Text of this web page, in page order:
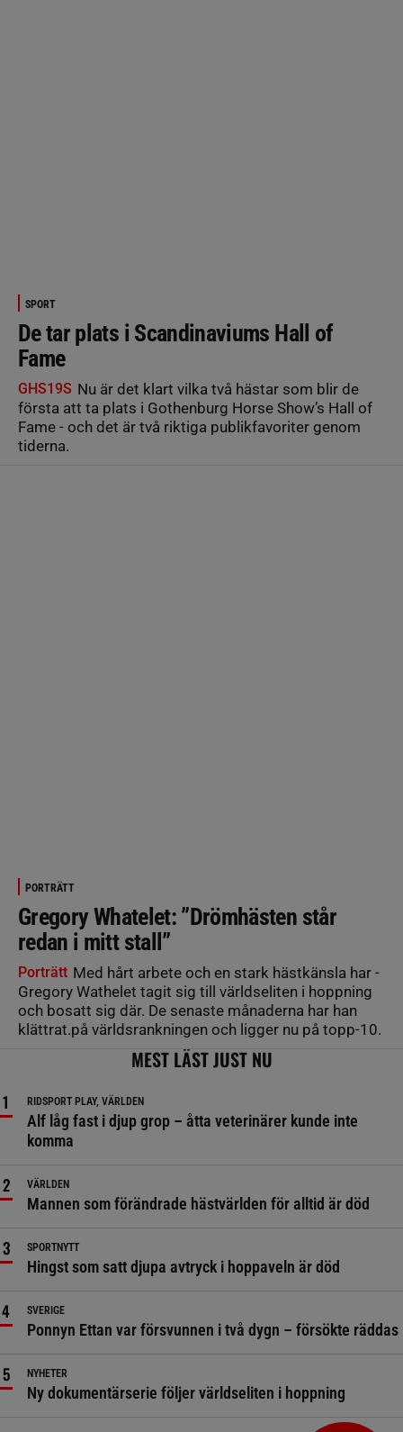
SPORT
De tar plats i Scandinaviums Hall of
Fame
GHS19S Nu är det klart vilka två hästar som blir de
första att ta plats i Gothenburg Horse Show’s Hall of
Fame - och det är två riktiga publikfavoriter genom
tiderna.
PORTRÄTT
Gregory Whatelet: ”Drömhästen står
redan i mitt stall”
Porträtt Med hårt arbete och en stark hästkänsla har ­
Gregory ­Wathelet tagit sig till världseliten i hoppning
och ­bosatt sig där. De senaste månaderna har han
klättrat.på världsrankningen och ligger nu på topp-10.
MEST LÄST JUST NU
RIDSPORT PLAY, VÄRLDEN
Alf låg fast i djup grop – åtta veterinärer kunde inte
komma
VÄRLDEN
Mannen som förändrade hästvärlden för alltid är död
SPORTNYTT
Hingst som satt djupa avtryck i hoppaveln är död
SVERIGE
Ponnyn Ettan var försvunnen i två dygn – försökte räddas
NYHETER
Ny dokumentärserie följer världseliten i hoppning